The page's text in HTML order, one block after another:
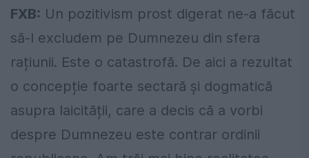
FXB: Un pozitivism prost digerat ne-a făcut
să-l excludem pe Dumnezeu din sfera
rațiunii. Este o catastrofă. De aici a rezultat
o concepție foarte sectară și dogmatică
asupra laicității, care a decis că a vorbi
despre Dumnezeu este contrar ordinii